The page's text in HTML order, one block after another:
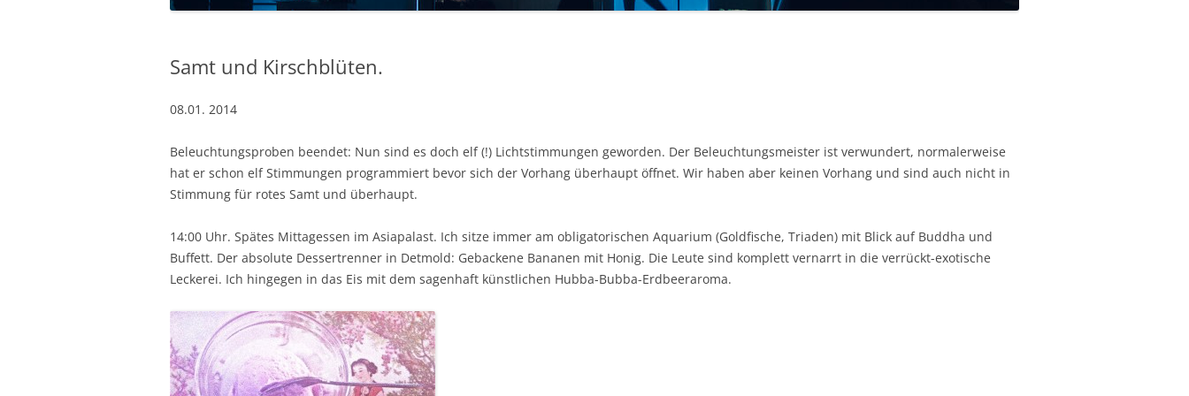
Samt und Kirschblüten.
08.01. 2014
Beleuchtungsproben beendet: Nun sind es doch elf (!) Lichtstimmungen geworden. Der Beleuchtungsmeister ist verwundert, normalerweise
hat er schon elf Stimmungen programmiert bevor sich der Vorhang überhaupt öffnet. Wir haben aber keinen Vorhang und sind auch nicht in
Stimmung für rotes Samt und überhaupt.
14:00 Uhr. Spätes Mittagessen im Asiapalast. Ich sitze immer am obligatorischen Aquarium (Goldfische, Triaden) mit Blick auf Buddha und
Buffett. Der absolute Dessertrenner in Detmold: Gebackene Bananen mit Honig. Die Leute sind komplett vernarrt in die verrückt-exotische
Leckerei. Ich hingegen in das Eis mit dem sagenhaft künstlichen Hubba-Bubba-Erdbeeraroma.